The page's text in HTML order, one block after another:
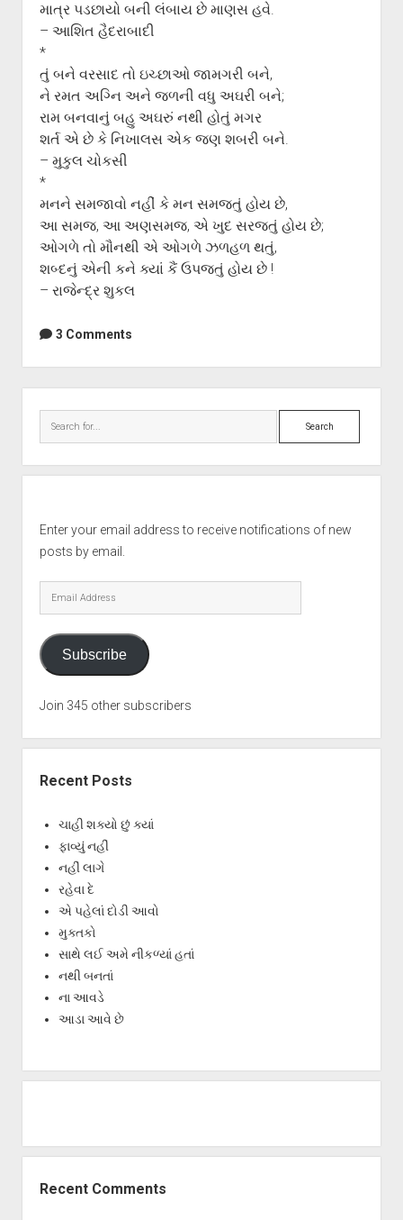
માત્ર પડછાયો બની લંબાય છે માણસ હવે.
– આશિત હૈદરાબાદી
*
તું બને વરસાદ તો ઇચ્છાઓ જામગરી બને,
ને રમત અગ્નિ અને જળની વધુ અઘરી બને;
રામ બનવાનું બહુ અઘરું નથી હોતું મગર
શર્ત એ છે કે નિખાલસ એક જણ શબરી બને.
– મુકુલ ચોકસી
*
મનને સમજાવો નહીં કે મન સમજતું હોય છે,
આ સમજ, આ અણસમજ, એ ખુદ સરજતું હોય છે;
ઓગળે તો મૌનથી એ ઓગળે ઝળહળ થતું,
શબ્દનું એની કને ક્યાં કૈં ઉપજતું હોય છે !
– રાજેન્દ્ર શુકલ
3 Comments
Search
Enter your email address to receive notifications of new
posts by email.
Email
Address
Subscribe
Join 345 other subscribers
Recent Posts
ચાહી શક્યો છું ક્યાં
ફાવ્યું નહીં
નહીં લાગે
રહેવા દે
એ પહેલાં દોડી આવો
મુક્તકો
સાથે લઈ અમે નીકળ્યાં હતાં
નથી બનતાં
ના આવડે
આડા આવે છે
Recent Comments